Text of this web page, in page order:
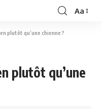
Aa
plutôt qu’une chienne ?
plutôt qu’une